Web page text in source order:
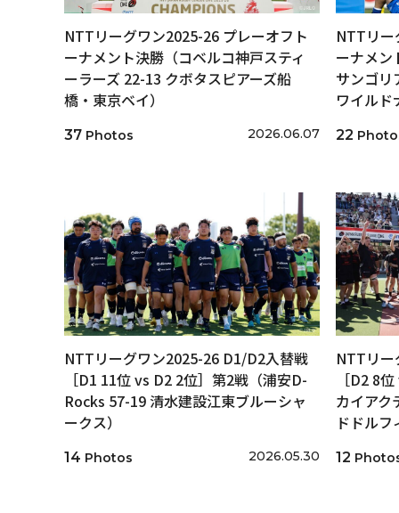
NTTリーグワン2025-26 プレーオフト
ーナメント決勝（コベルコ神戸スティ
ーラーズ 22-13 クボタスピアーズ船
橋・東京ベイ）
37 Photos 2026.06.07
NTTリー
ーナメン
サンゴリ
ワイルド
22
NTTリーグワン2025-26 D1/D2入替戦
［D1 11位 vs D2 2位］第2戦（浦安D-
Rocks 57-19 清水建設江東ブルーシャ
ークス）
14 Photos 2026.05.30
NTTリ
［D2 8
カイアク
ドドル
12